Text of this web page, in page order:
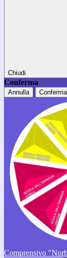
Chiudi
Conferma
Annulla Conferma
Comprensivo